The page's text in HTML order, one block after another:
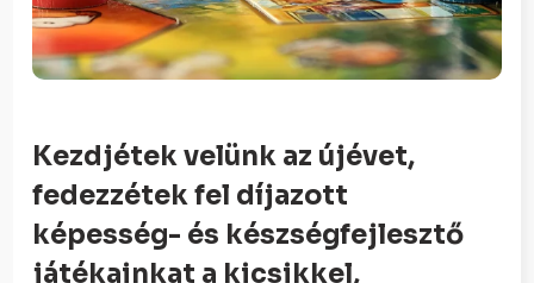
Kezdjétek velünk az újévet,
fedezzétek fel díjazott
képesség- és készségfejlesztő
játékainkat a kicsikkel,